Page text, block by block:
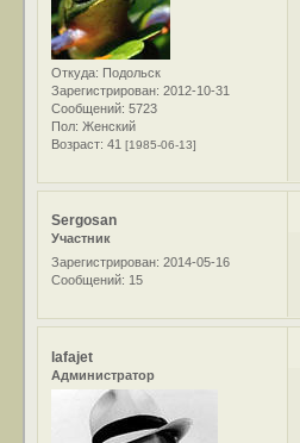
Откуда: Подольск
Зарегистрирован: 2012-10-31
Сообщений: 5723
Пол: Женский
Возраст: 41[1985-06-13]
Sergosan
Участник
Зарегистрирован: 2014-05-16
Сообщений: 15
lafajet
Администратор